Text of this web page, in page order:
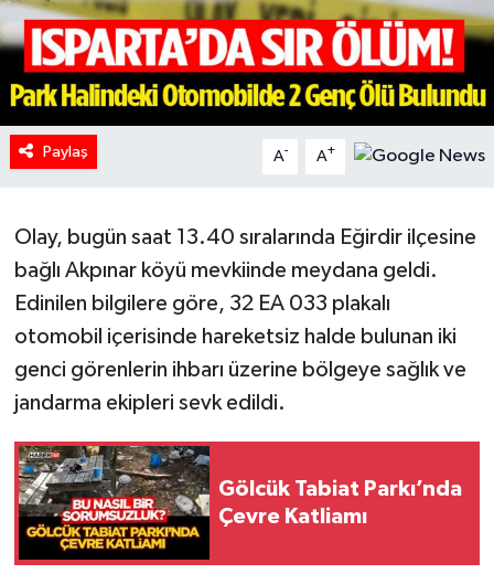
Paylaş A- A+
Olay, bugün saat 13.40 sıralarında Eğirdir ilçesine
bağlı Akpınar köyü mevkiinde meydana geldi.
Edinilen bilgilere göre, 32 EA 033 plakalı
otomobil içerisinde hareketsiz halde bulunan iki
genci görenlerin ihbarı üzerine bölgeye sağlık ve
jandarma ekipleri sevk edildi.
Gölcük Tabiat Parkı’nda
Çevre Katliamı
MAGAZİN
POLİTİKA
RESMİ İLANLAR
SAĞLIK
Spor
Tarihi Yapılarımız
Teknoloji
Türkiye
Yerel